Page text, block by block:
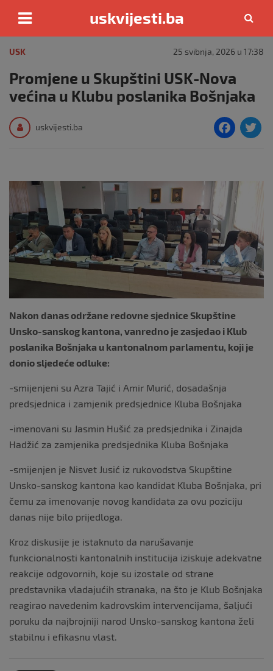
content
uskvijesti.ba
USK 25 svibnja, 2026 u 17:38
Promjene u Skupštini USK-Nova
većina u Klubu poslanika Bošnjaka
uskvijesti.ba
F
e
b
o
o
k
Nakon danas održane redovne sjednice Skupštine
Unsko-sanskog kantona, vanredno je zasjedao i Klub
poslanika Bošnjaka u kantonalnom parlamentu, koji je
donio sljedeće odluke:
-smijenjeni su Azra Tajić i Amir Murić, dosadašnja
predsjednica i zamjenik predsjednice Kluba Bošnjaka
-imenovani su Jasmin Hušić za predsjednika i Zinajda
Hadžić za zamjenika predsjednika Kluba Bošnjaka
-smijenjen je Nisvet Jusić iz rukovodstva Skupštine
Unsko-sanskog kantona kao kandidat Kluba Bošnjaka, pri
čemu za imenovanje novog kandidata za ovu poziciju
danas nije bilo prijedloga.
Kroz diskusije je istaknuto da narušavanje
funkcionalnosti kantonalnih institucija iziskuje adekvatne
reakcije odgovornih, koje su izostale od strane
predstavnika vladajućih stranaka, na što je Klub Bošnjaka
reagirao navedenim kadrovskim intervencijama, šaljući
poruku da najbrojniji narod Unsko-sanskog kantona želi
stabilnu i efikasnu vlast.